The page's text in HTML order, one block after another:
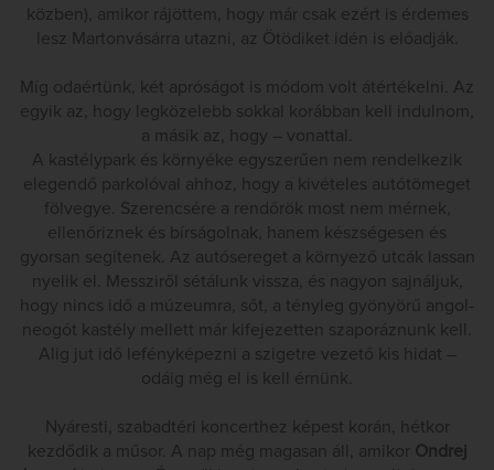
közben), amikor rájöttem, hogy már csak ezért is érdemes
lesz Martonvásárra utazni, az Ötödiket idén is előadják.
Míg odaértünk, két apróságot is módom volt átértékelni. Az
egyik az, hogy legközelebb sokkal korábban kell indulnom,
a másik az, hogy – vonattal.
A kastélypark és környéke egyszerűen nem rendelkezik
elegendő parkolóval ahhoz, hogy a kivételes autótömeget
fölvegye. Szerencsére a rendőrök most nem mérnek,
ellenőriznek és bírságolnak, hanem készségesen és
gyorsan segítenek. Az autósereget a környező utcák lassan
nyelik el. Messziről sétálunk vissza, és nagyon sajnáljuk,
hogy nincs idő a múzeumra, sőt, a tényleg gyönyörű angol-
neogót kastély mellett már kifejezetten szaporáznunk kell.
Alig jut idő lefényképezni a szigetre vezető kis hidat –
odáig még el is kell érnünk.
Nyáresti, szabadtéri koncerthez képest korán, hétkor
kezdődik a műsor. A nap még magasan áll, amikor Ondrej